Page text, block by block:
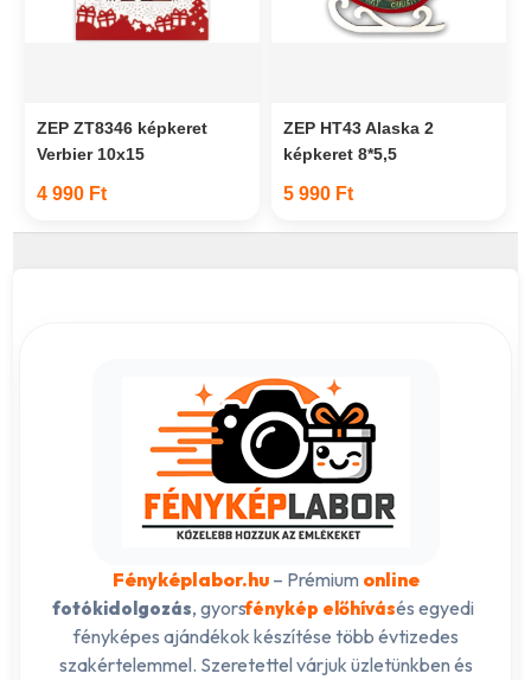
ZEP ZT8346 képkeret
Verbier 10x15
4 990 Ft
ZEP HT43 Alaska 2
képkeret 8*5,5
5 990 Ft
Fényképlabor.hu– Prémium online
fotókidolgozás, gyorsfénykép előhívásés egyedi
fényképes ajándékok készítése több évtizedes
szakértelemmel. Szeretettel várjuk üzletünkben és